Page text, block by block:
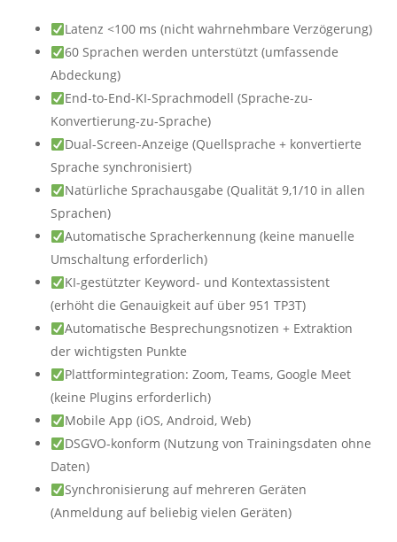
Latenz <100 ms (nicht wahrnehmbare Verzögerung)
60 Sprachen werden unterstützt (umfassende
Abdeckung)
End-to-End-KI-Sprachmodell (Sprache-zu-
Konvertierung-zu-Sprache)
Dual-Screen-Anzeige (Quellsprache + konvertierte
Sprache synchronisiert)
Natürliche Sprachausgabe (Qualität 9,1/10 in allen
Sprachen)
Automatische Spracherkennung (keine manuelle
Umschaltung erforderlich)
KI-gestützter Keyword- und Kontextassistent
(erhöht die Genauigkeit auf über 951 TP3T)
Automatische Besprechungsnotizen + Extraktion
der wichtigsten Punkte
Plattformintegration: Zoom, Teams, Google Meet
(keine Plugins erforderlich)
Mobile App (iOS, Android, Web)
DSGVO-konform (Nutzung von Trainingsdaten ohne
Daten)
Synchronisierung auf mehreren Geräten
(Anmeldung auf beliebig vielen Geräten)